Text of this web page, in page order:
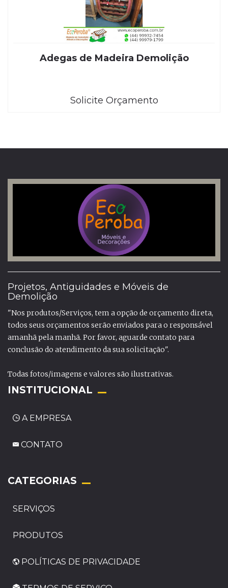
Adegas de Madeira Demolição
Solicite Orçamento
Projetos, Antiguidades e Móveis de
Demolição
"Nos produtos/Serviços, tem a opção de orçamento direta,
todos seus orçamentos serão enviados para o responsável
amanhã pela manhã. Por favor, aguarde contato para
conclusão do atendimento da sua solicitação".
Todas fotos/imagens e valores são ilustrativas.
INSTITUCIONAL
A EMPRESA
CONTATO
CATEGORIAS
SERVIÇOS
PRODUTOS
POLÍTICAS DE PRIVACIDADE